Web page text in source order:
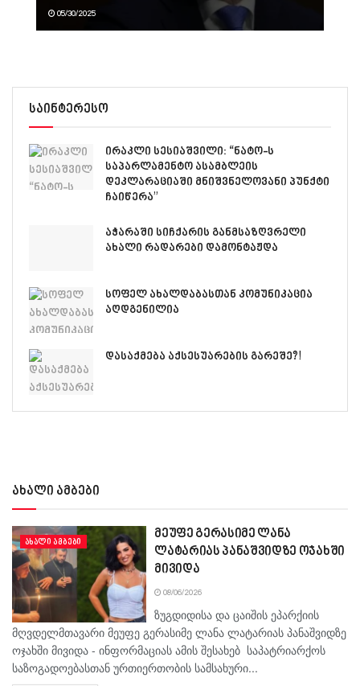
05/30/2025
საინტერესო
ირაკლი სესიაშვილი: “ნატო-ს
საპარლამენტო ასამბლეის
დეკლარაციაში მნიშვნელოვანი პუნქტი
ჩაიწერა”
აჭარაში სიჩქარის განმსაზღვრელი
ახალი რადარები დამონტაჟდა
სოფელ ახალდაბასთან კომუნიკაცია
აღდგენილია
დასაქმება აქსესუარების გარეშე?!
ახალი ამბები
ᲐᲮᲐᲚᲘ ᲐᲛᲑᲔᲑᲘ
მეუფე გერასიმე ლანა
ლატარიას პანაშვიდზე ოჯახში
მივიდა
08/06/2026
ზუგდიდისა და ცაიშის ეპარქიის
მღვდელმთავარი მეუფე გერასიმე ლანა ლატარიას პანაშვიდზე
ოჯახში მივიდა - ინფორმაციას ამის შესახებ საპატრიარქოს
საზოგადოებასთან ურთიერთობის სამსახური...